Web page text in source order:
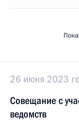
26 июня 2023
Совещание с
ведомств